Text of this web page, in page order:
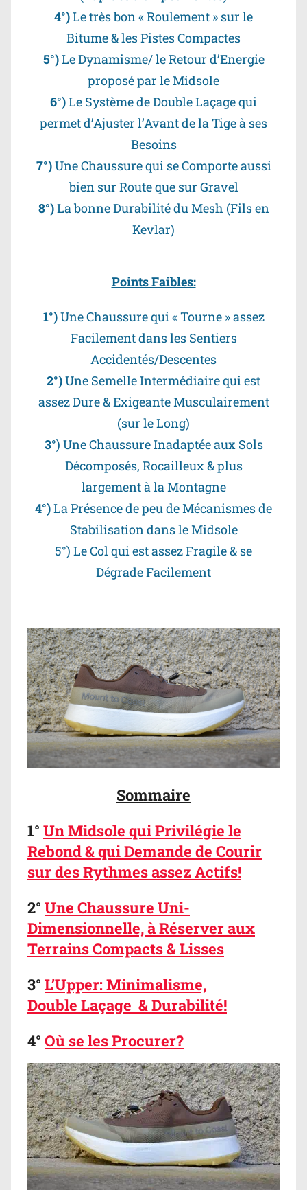
4°)Le très bon « Roulement » sur le
Bitume & les Pistes Compactes
5°)Le Dynamisme/ le Retour d’Energie
proposé par le Midsole
6°)Le Système de Double Laçage qui
permet d’Ajuster l’Avant de la Tige à ses
Besoins
7°)Une Chaussure qui se Comporte aussi
bien sur Route que sur Gravel
8°)La bonne Durabilité du Mesh (Fils en
Kevlar)
Points Faibles:
1°)Une Chaussure qui « Tourne » assez
Facilement dans les Sentiers
Accidentés/Descentes
2°)Une Semelle Intermédiaire qui est
assez Dure & Exigeante Musculairement
(sur le Long)
3°) Une Chaussure Inadaptée aux Sols
Décomposés, Rocailleux & plus
largement à la Montagne
4°)La Présence de peu de Mécanismes de
Stabilisation dans le Midsole
5°) Le Col qui est assez Fragile & se
Dégrade Facilement
Sommaire
1° Un Midsole qui Privilégie le
Rebond & qui Demande de Courir
sur des Rythmes assez Actifs!
2° Une Chaussure Uni-
Dimensionnelle, à Réserver aux
Terrains Compacts & Lisses
3° L’Upper: Minimalisme,
Double Laçage & Durabilité!
4° Où se les Procurer?